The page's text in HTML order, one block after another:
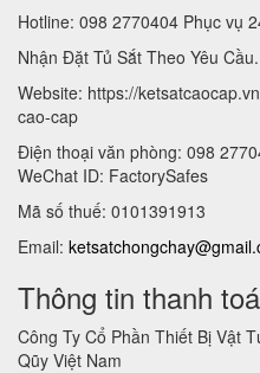
Hotline: 098 2770404 Phục vụ
Nhận Đặt Tủ Sắt Theo Yêu Cầu.
Website: https://
cao-cap
Điện thoại văn phòng: 098
WeChat ID: FactorySafes
Mã số thuế: 0101391913
Email:
Thông tin thanh
Công Ty Cổ Phần Thiết Bị Vật
Qũy Việt Nam